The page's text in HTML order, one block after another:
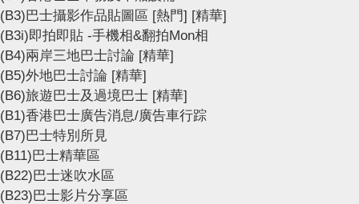
(B3)巴士攝影作品貼圖區 [熱門] [精華]
(B3i)即拍即貼 -手機相&翻拍Mon相
(B4)兩岸三地巴士討論 [精華]
(B5)外地巴士討論 [精華]
(B6)旅遊巴士及過境巴士 [精華]
(B1)香港巴士廣告消息/廣告車行踪
(B7)巴士特別所見
(B11)巴士精華區
(B22)巴士迷吹水區
(B23)巴士影片分享區